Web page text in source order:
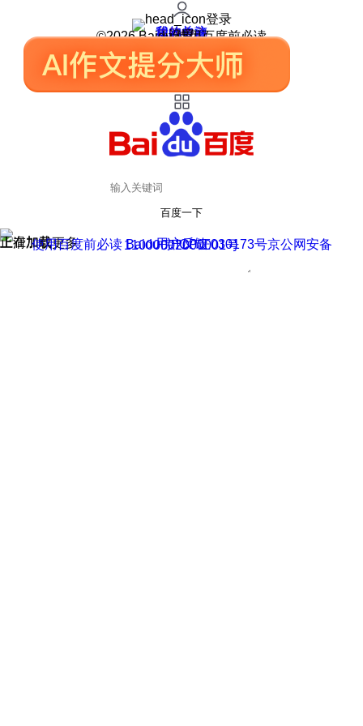
登录
我的关注
我的收藏
皮肤中心
用户反馈
设置
©2026 Baidu 使用百度前必读
百度一下
正在加载
上滑加载更多 用户反馈
使用百度前必读 Baidu 京ICP证030173号
京公网安备11000002000001号